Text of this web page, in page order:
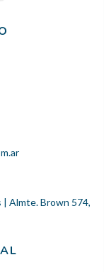
| Almte. Brown 574,